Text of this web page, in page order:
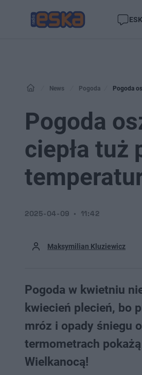
News Pogoda Pogoda
Pogoda
ciepła tuż
Maksymilian Kluziewicz
2025-04-09 11:42
Pogoda w kwietniu
kwiecień plecień, bo
mróz i opady śniegu
termometrach
Wielkanocą!